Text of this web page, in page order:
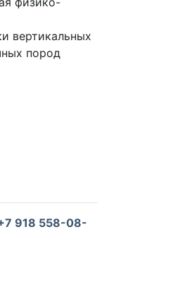
вертикальных
пород
918 558-08-